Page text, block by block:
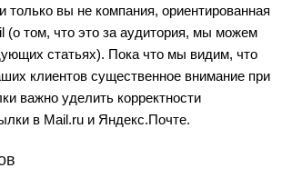
только вы не компания, ориентированная
(о том, что это за аудитория, мы можем
статьях). Пока что мы видим, что
клиентов существенное внимание при
важно уделить корректности
в Mail.ru и Яндекс.Почте.